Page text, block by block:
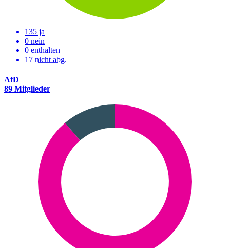
135 ja
0 nein
0 enthalten
17 nicht abg.
AfD
89 Mitglieder